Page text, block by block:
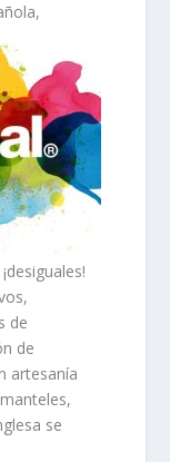
de
de
artesanía
se